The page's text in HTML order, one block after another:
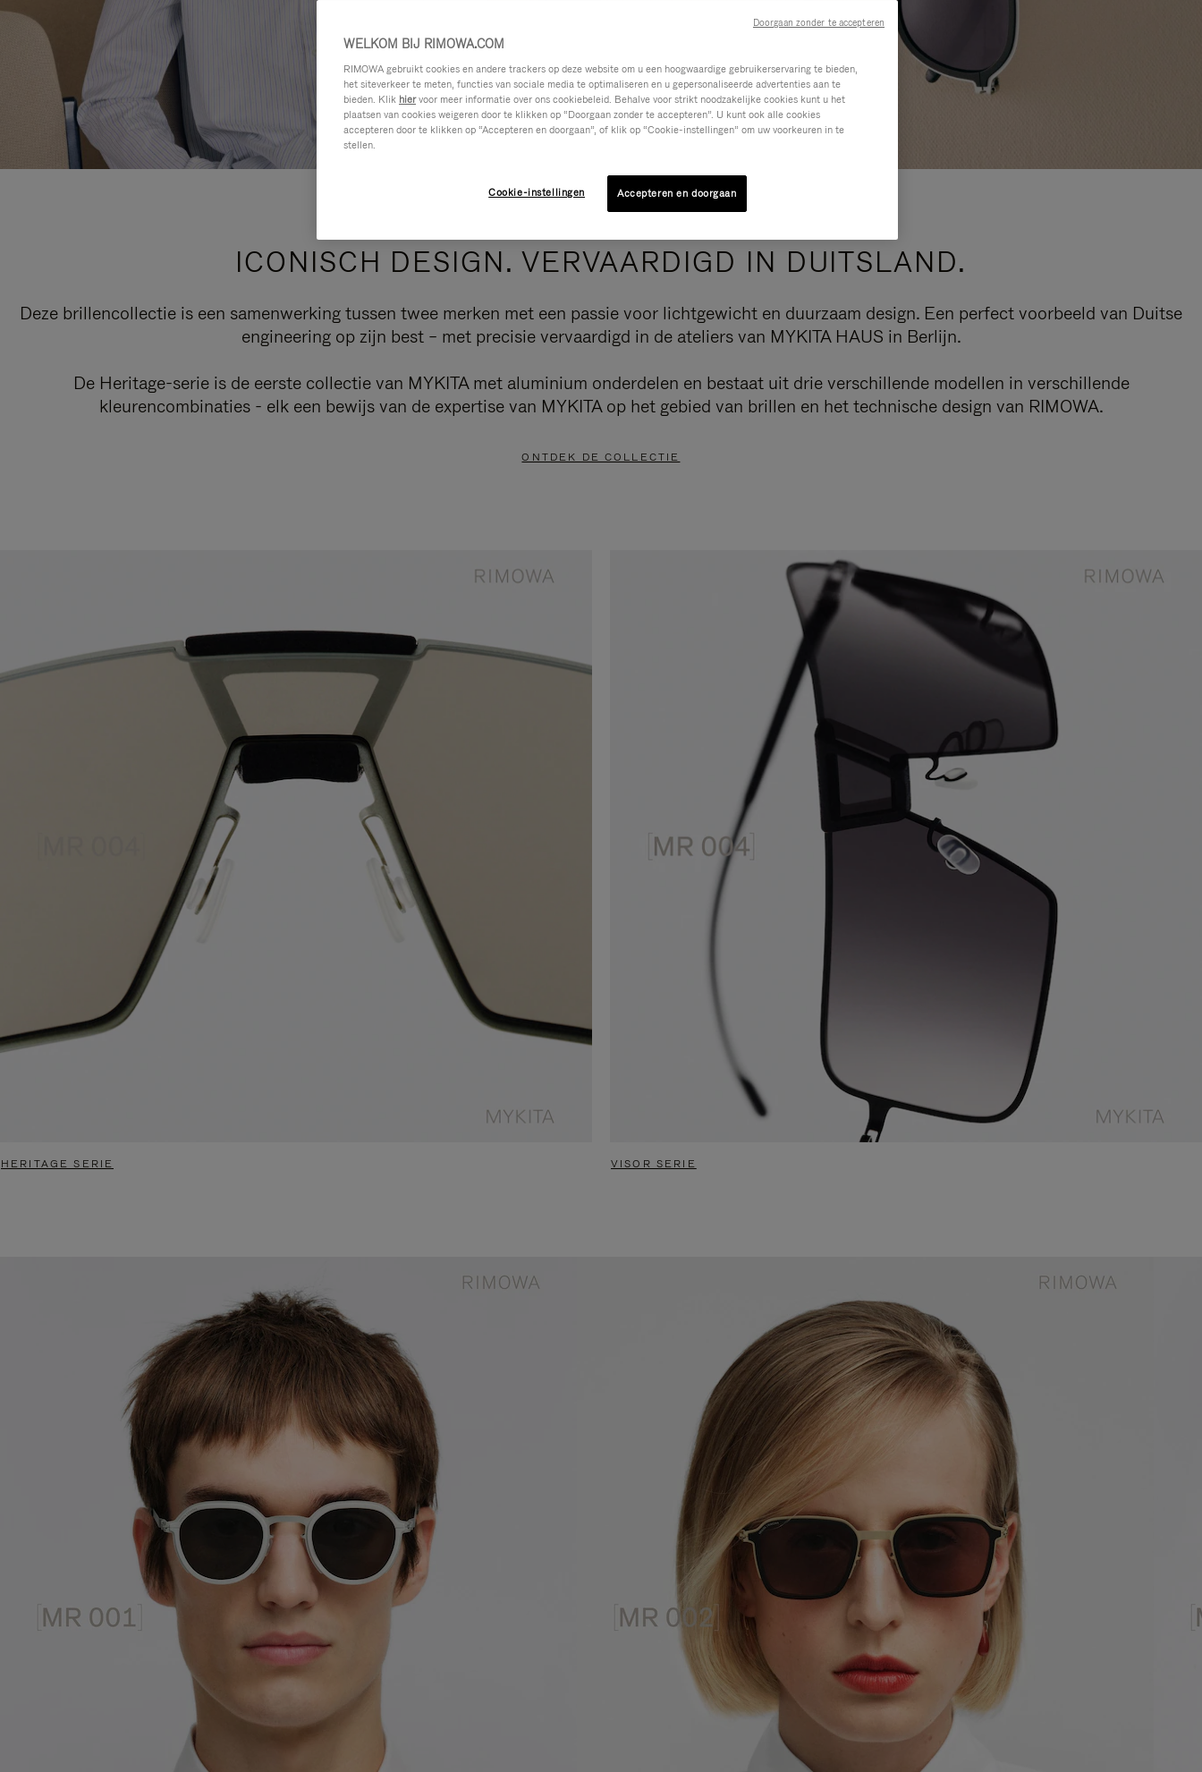
ICONISCH DESIGN. VERVAARDIGD IN DUITSLAND.
Deze brillencollectie is een samenwerking tussen twee merken met een passie voor lichtgewicht en duurzaam design. Een perfect voorbeeld van Duitse
engineering op zijn best – met precisie vervaardigd in de ateliers van MYKITA HAUS in Berlijn.
De Heritage-serie is de eerste collectie van MYKITA met aluminium onderdelen en bestaat uit drie verschillende modellen in verschillende
kleurencombinaties - elk een bewijs van de expertise van MYKITA op het gebied van brillen en het technische design van RIMOWA.
ONTDEK DE COLLECTIE
HERITAGE SERIE VISOR SERIE
WELKOM BIJ RIMOWA.COM
RIMOWA gebruikt cookies en andere trackers op deze website om u een hoogwaardige gebruikerservaring te bieden,
het siteverkeer te meten, functies van sociale media te optimaliseren en u gepersonaliseerde advertenties aan te
bieden. Klik hiervoor meer informatie over ons cookiebeleid. Behalve voor strikt noodzakelijke cookies kunt u het
plaatsen van cookies weigeren door te klikken op “Doorgaan zonder te accepteren”. U kunt ook alle cookies
accepteren door te klikken op “Accepteren en doorgaan”, of klik op “Cookie-instellingen” om uw voorkeuren in te
stellen.
Cookie-instellingen Accepteren en doorgaan
Doorgaan zonder te accepteren